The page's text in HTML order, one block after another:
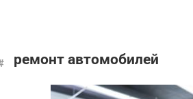
ремонт автомобилей